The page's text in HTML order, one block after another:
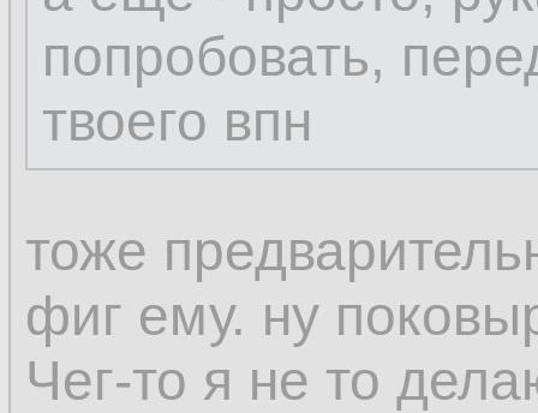
попробовать,
твоего впн
тоже
фиг ему. ну
Чег-то я не то